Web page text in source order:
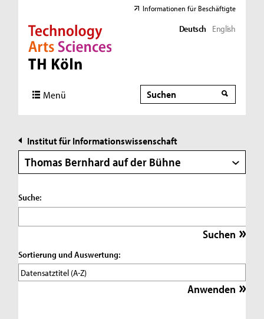
Direkt zur Hauptnavigation
Direkt zur Subnavigation
Direkt zum Inhalt
Direkt zum Fußbereich
Informationen für Beschäftigte
Deutsch English
Menü Suche
Suche
Institut für Informationswissenschaft
Thomas Bernhard auf der Bühne
Suche:
Sortierung und Auswertung: